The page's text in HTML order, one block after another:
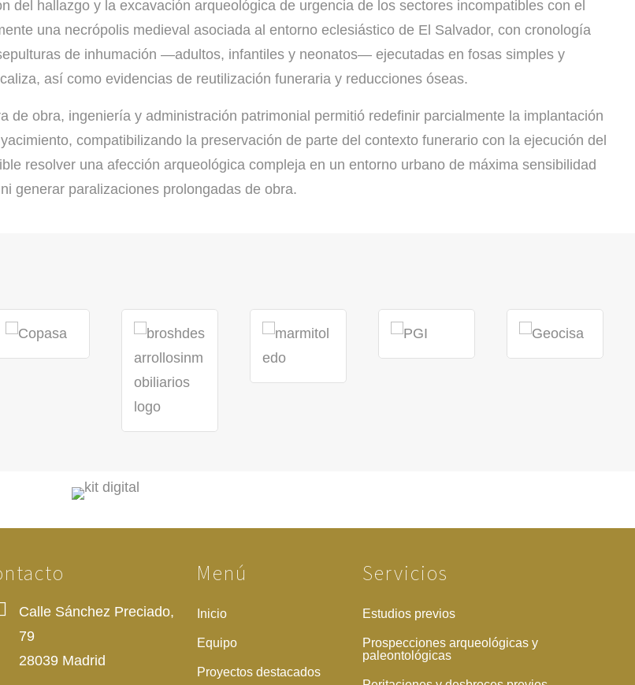
del hallazgo y la excavación arqueológica de urgencia de los sectores incompatibles con el
una necrópolis medieval asociada al entorno eclesiástico de El Salvador, con cronología
de inhumación —adultos, infantiles y neonatos— ejecutadas en fosas simples y
así como evidencias de reutilización funeraria y reducciones óseas.
de obra, ingeniería y administración patrimonial permitió redefinir parcialmente la implantación
compatibilizando la preservación de parte del contexto funerario con la ejecución del
resolver una afección arqueológica compleja en un entorno urbano de máxima sensibilidad
generar paralizaciones prolongadas de obra.
Calle Sánchez Preciado,
79
28039 Madrid
Menú
Inicio
Equipo
Proyectos destacados
Servicios
Estudios previos
Prospecciones arqueológicas y
paleontológicas